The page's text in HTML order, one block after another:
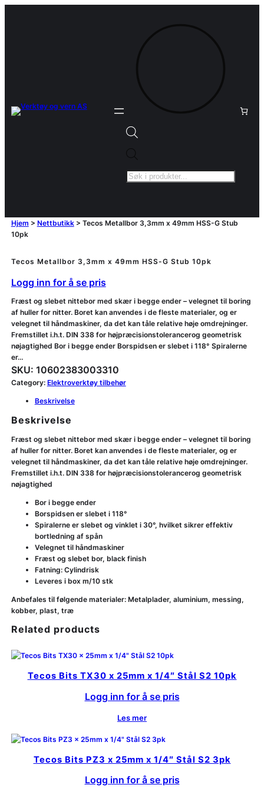
Products
Hjem > Nettbutikk> Tecos Metallbor 3,3mm x 49mm HSS-G Stub
10pk
Tecos Metallbor 3,3mm x 49mm HSS-G Stub 10pk
Logg inn for å se pris
Fræst og slebet nittebor med skær i begge ender – velegnet til boring
af huller for nitter. Boret kan anvendes i de fleste materialer, og er
velegnet til håndmaskiner, da det kan tåle relative høje omdrejninger.
Fremstillet i.h.t. DIN 338 for højpræcisionstolerancerog geometrisk
nøjagtighed Bor i begge ender Borspidsen er slebet i 118° Spiralerne
er…
SKU: 10602383003310
Category: Elektroverktøy tilbehør
Beskrivelse
Beskrivelse
Fræst og slebet nittebor med skær i begge ender – velegnet til boring
af huller for nitter. Boret kan anvendes i de fleste materialer, og er
velegnet til håndmaskiner, da det kan tåle relative høje omdrejninger.
Fremstillet i.h.t. DIN 338 for højpræcisionstolerancerog geometrisk
nøjagtighed
Bor i begge ender
Borspidsen er slebet i 118°
Spiralerne er slebet og vinklet i 30°, hvilket sikrer effektiv
bortledning af spån
Velegnet til håndmaskiner
Fræst og slebet bor, black finish
Fatning: Cylindrisk
Leveres i box m/10 stk
Anbefales til følgende materialer: Metalplader, aluminium, messing,
kobber, plast, træ
Related products
Tecos Bits TX30 x 25mm x 1/4″ Stål S2 10pk
Logg inn for å se pris
Les mer
Tecos Bits PZ3 x 25mm x 1/4″ Stål S2 3pk
Logg inn for å se pris